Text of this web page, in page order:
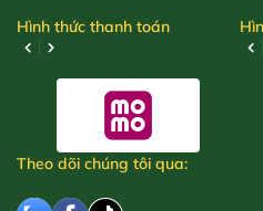
Hình thức thanh toán
Theo dõi chúng tôi qua: